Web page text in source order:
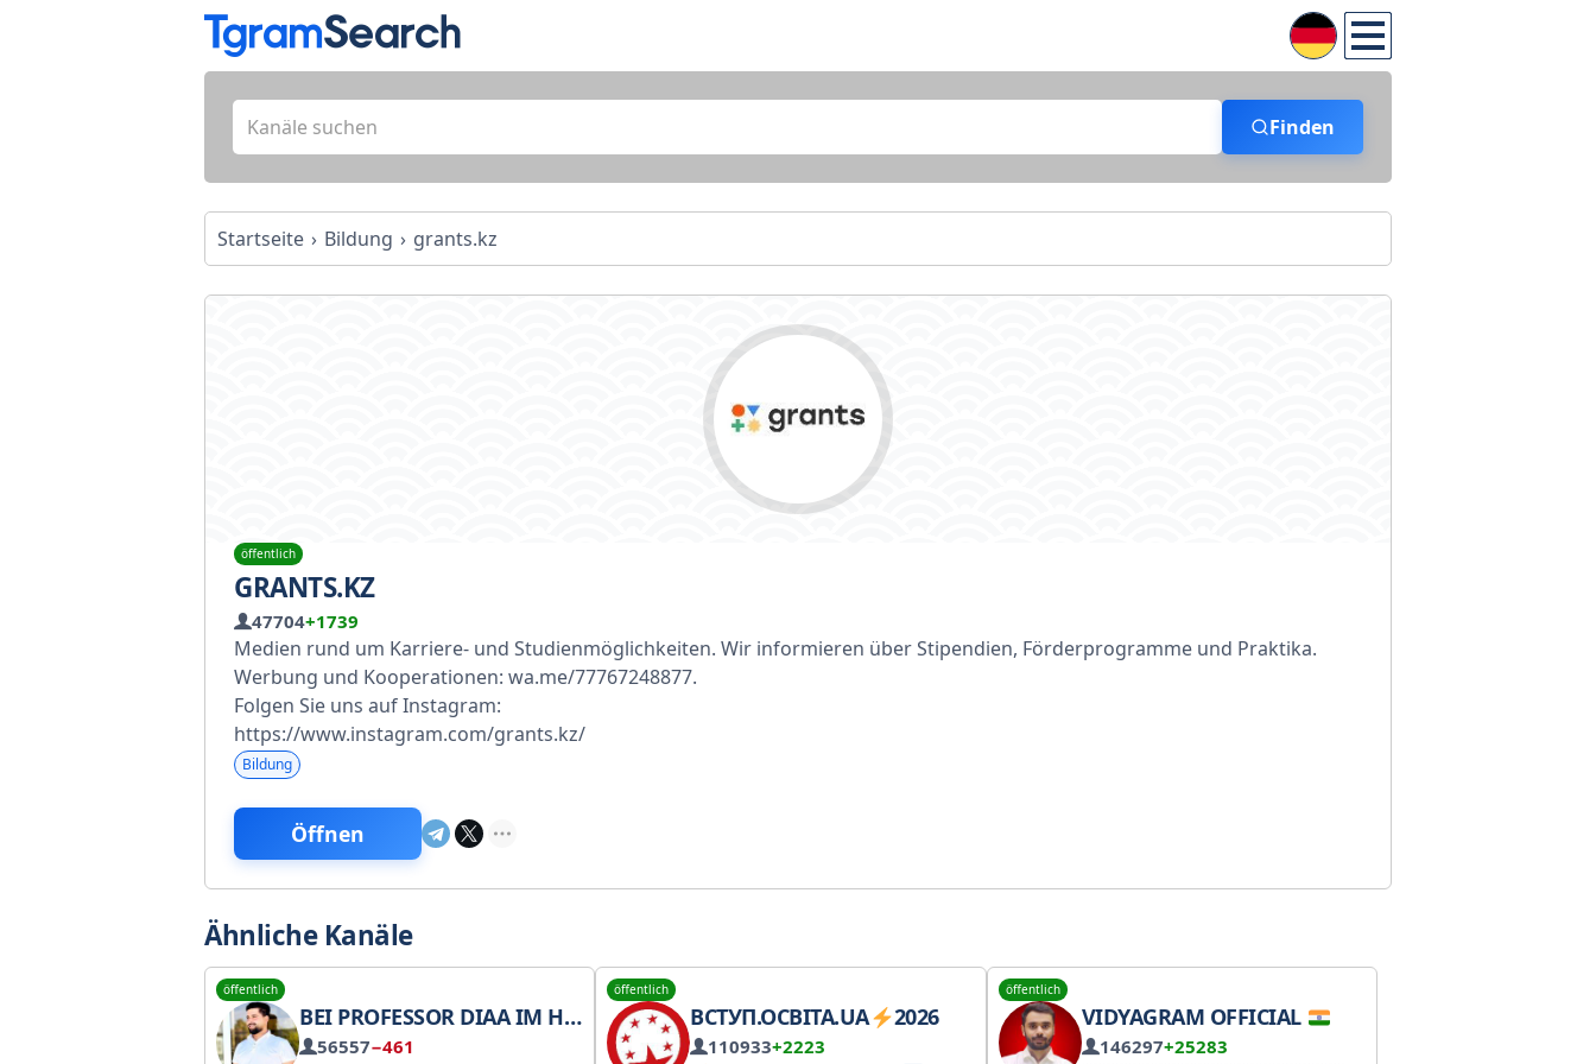
Finden
Startseite Bildung grants.kz
öffentlich
GRANTS.KZ
47704+1739
Medien rund um Karriere- und Studienmöglichkeiten. Wir informieren über Stipendien, Förderprogramme und Praktika.
Werbung und Kooperationen: wa.me/77767248877.
Folgen Sie uns auf Instagram:
https://www.instagram.com/grants.kz/
Bildung
Öffnen
Ähnliche Kanäle
öffentlich
BEI PROFESSOR DIAA IM HINBLICK AUF DAS GRADUIERTENSTUDIUM
56557−461
öffentlich
ВСТУП.ОСВІТА.UA 2026
110933+2223
öffentlich
VIDYAGRAM OFFICIAL
146297+25283